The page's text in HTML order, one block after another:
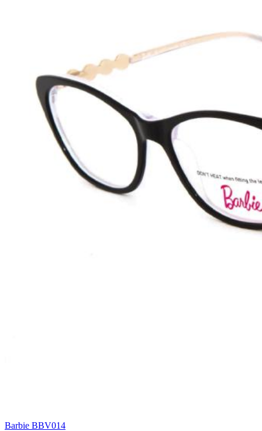
Barbie BBV014